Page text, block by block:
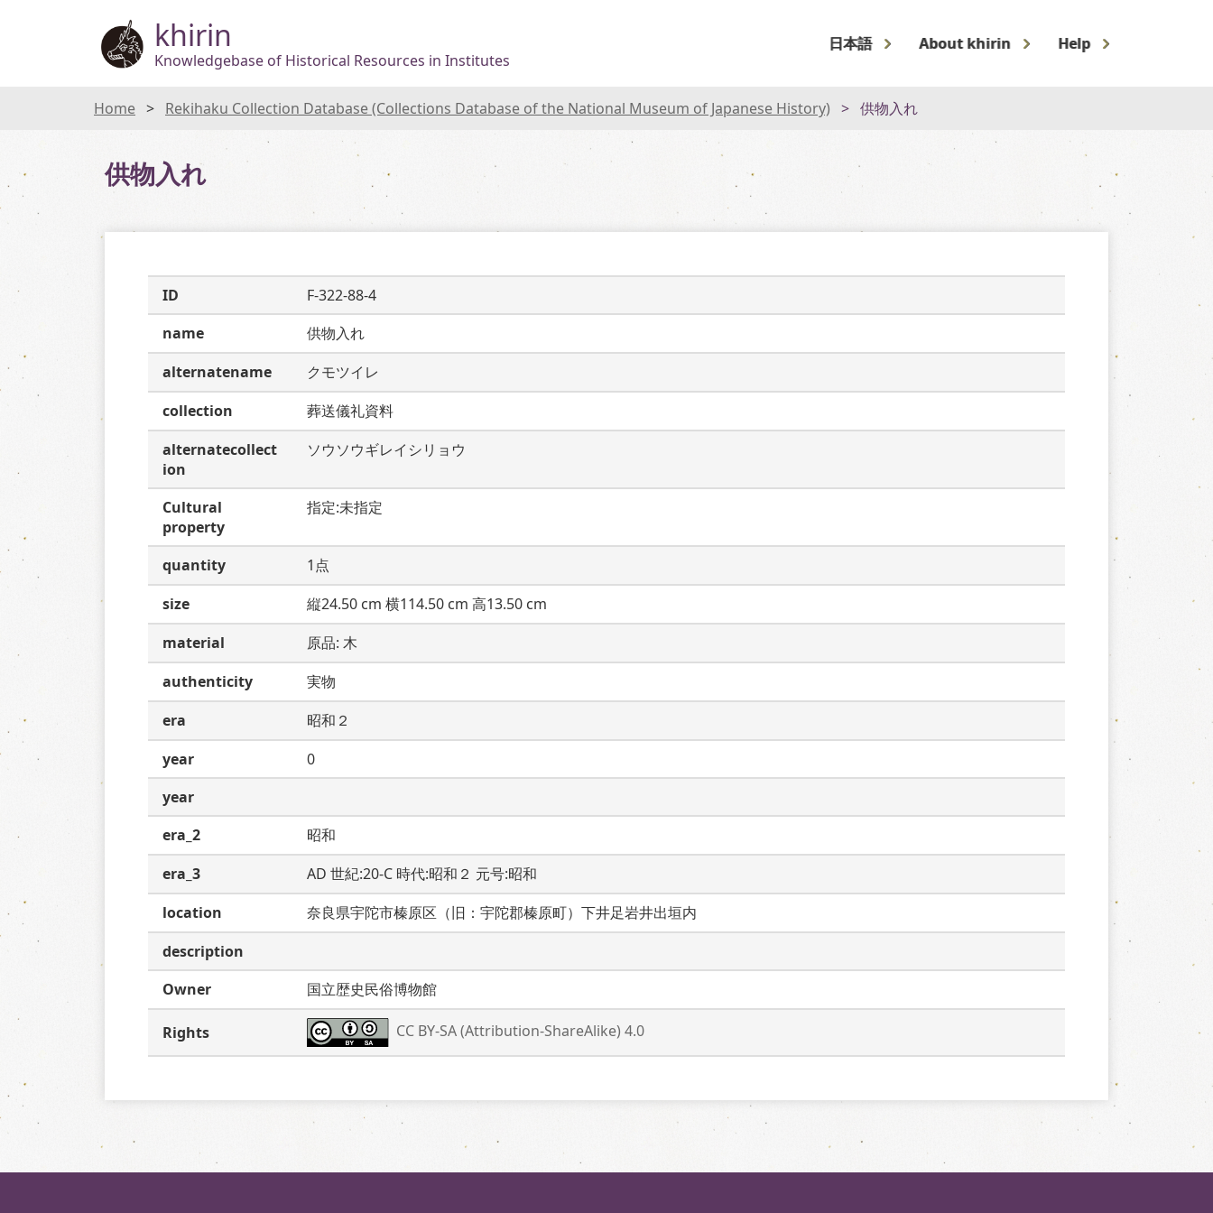
khirin
Knowledgebase of Historical Resources in Institutes
日本語 About khirin Help
Home Rekihaku Collection Database (Collections Database of the National Museum of Japanese History) 供物入れ
供物入れ
ID
F-322-88-4
name
供物入れ
alternatename
クモツイレ
collection
葬送儀礼資料
alternatecollect
ion
ソウソウギレイシリョウ
Cultural
property
指定:未指定
quantity
1点
size
縦24.50 cm 横114.50 cm 高13.50 cm
material
原品: 木
authenticity
実物
era
昭和２
year
0
year
era_2
昭和
era_3
AD 世紀:20-C 時代:昭和２ 元号:昭和
location
奈良県宇陀市榛原区（旧：宇陀郡榛原町）下井足岩井出垣内
description
Owner
国立歴史民俗博物館
Rights CC BY-SA (Attribution-ShareAlike) 4.0